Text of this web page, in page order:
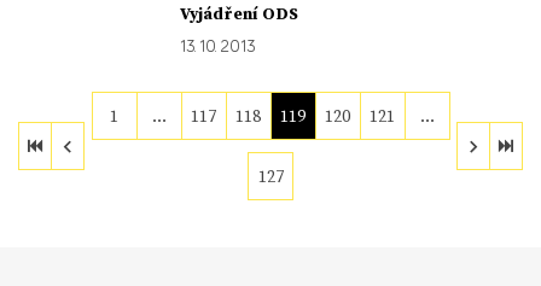
Vyjádření ODS
13. 10. 2013
1 … 117 118 119 120 121 …
127